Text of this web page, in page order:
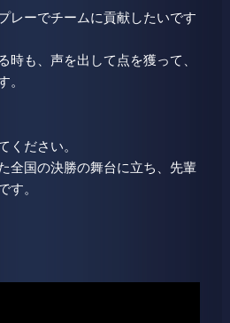
ーでチームに貢献したいです
時も、声を出して点を獲って、
ださい。
全国の決勝の舞台に立ち、先輩
。